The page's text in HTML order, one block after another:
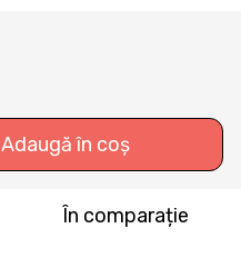
Adaugă în coș
În comparație